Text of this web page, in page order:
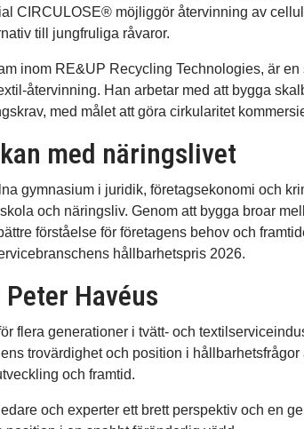
CIRCULOSE® möjliggör återvinning av
till jungfruliga råvaror.
inom RE&UP Recycling Technologies, är
återvinning. Han arbetar med att bygga
med målet att göra cirkularitet
med näringslivet
gymnasium i juridik, företagsekonomi och
och näringsliv. Genom att bygga broar
förståelse för företagens behov och
hållbarhetspris 2026.
Havéus
flera generationer i tvätt- och
trovärdighet och position i
och framtid.
och experter ett brett perspektiv och en